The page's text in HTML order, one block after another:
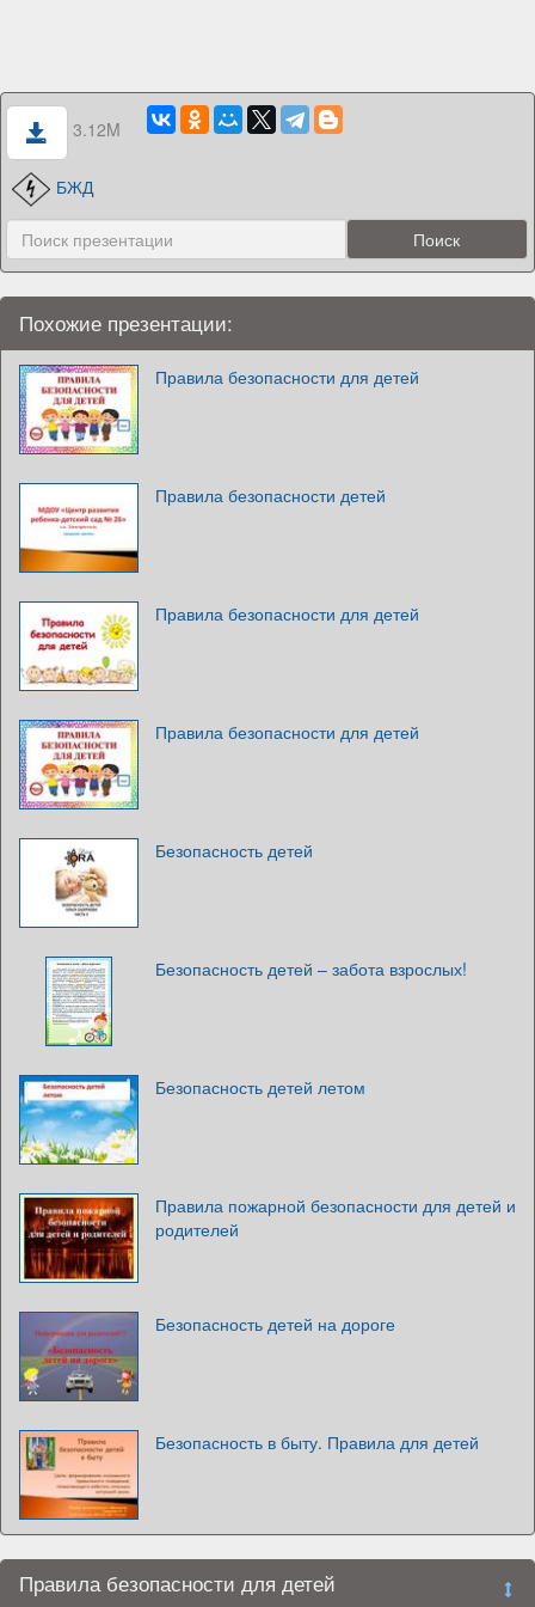
3.12M
БЖД
Похожие презентации:
Правила безопасности для детей
Правила безопасности детей
Правила безопасности для детей
Правила безопасности для детей
Безопасность детей
Безопасность детей – забота взрослых!
Безопасность детей летом
Правила пожарной безопасности для детей и
родителей
Безопасность детей на дороге
Безопасность в быту. Правила для детей
Правила безопасности для детей